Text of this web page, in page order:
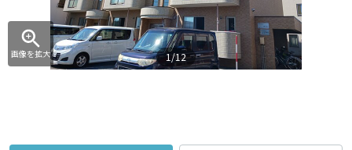
画像を拡大 1/12